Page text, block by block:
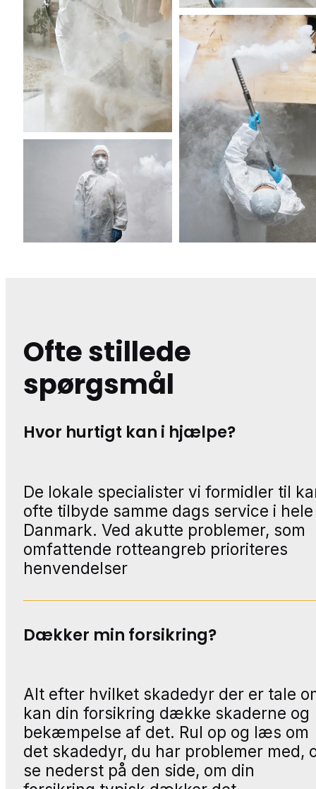
Ofte stillede
spørgsmål
Hvor hurtigt kan i hjælpe?
De lokale specialister vi formidler til
ofte tilbyde samme dags service i hele
Danmark. Ved akutte problemer, som
omfattende rotteangreb prioriteres
henvendelser
Dækker min forsikring?
Alt efter hvilket skadedyr der er tale
kan din forsikring dække skaderne og
bekæmpelse af det. Rul op og læs om
det skadedyr, du har problemer med,
se nederst på den side, om din